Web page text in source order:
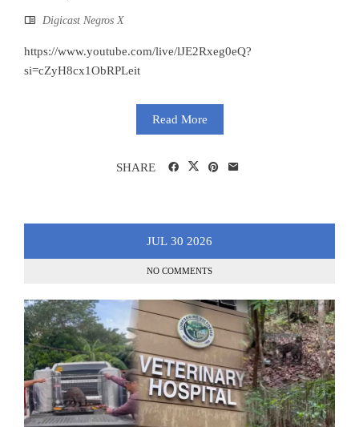
Digicast Negros X
https://www.youtube.com/live/lJE2Rxeg0eQ?
si=cZyH8cx1ObRPLeit
Read More
SHARE
JUL 30 2026
NO COMMENTS